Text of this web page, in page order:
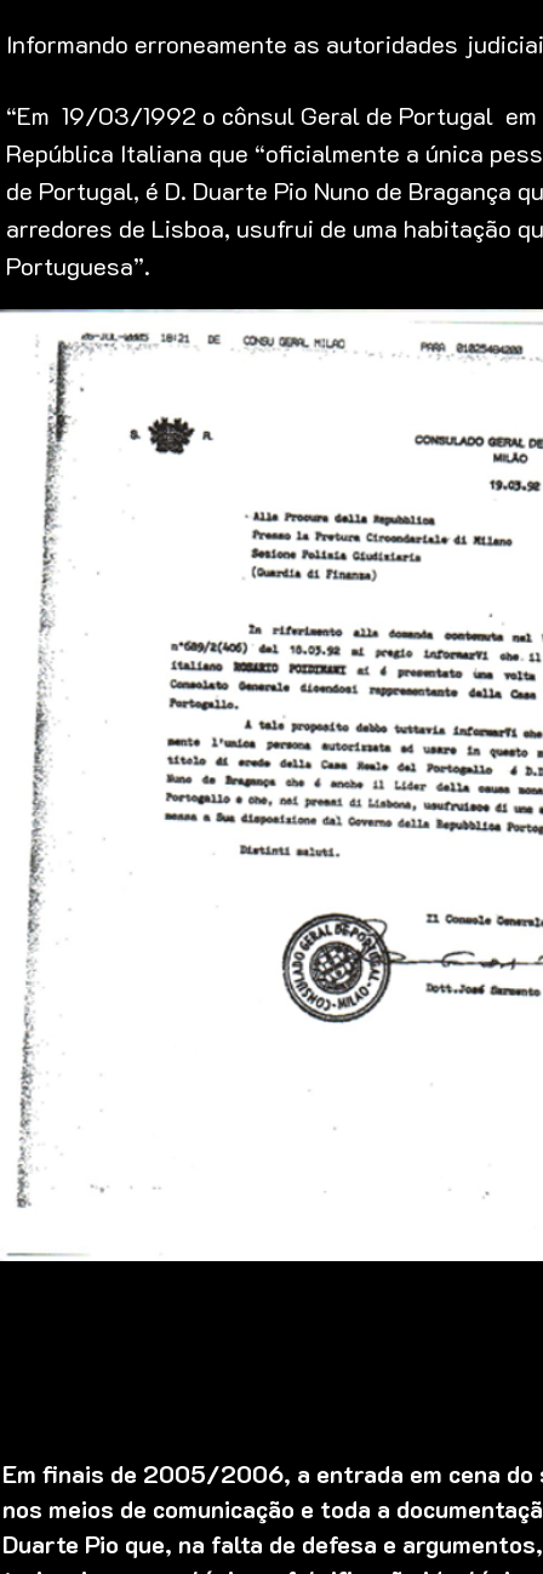
Informando erroneamente as autoridades
“Em 19/03/1992 o cônsul Geral de Portugal
República Italiana que “oficialmente a única
de Portugal, é D. Duarte Pio Nuno de Bragança
arredores de Lisboa, usufrui de uma habitação
Portuguesa”.
Em finais de 2005/2006, a entrada em cena
nos meios de comunicação e toda a
Duarte Pio que, na falta de defesa e